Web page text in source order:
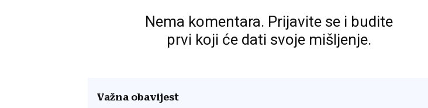
Nema komentara. Prijavite se i budite
prvi koji će dati svoje mišljenje.
Važna obavijest